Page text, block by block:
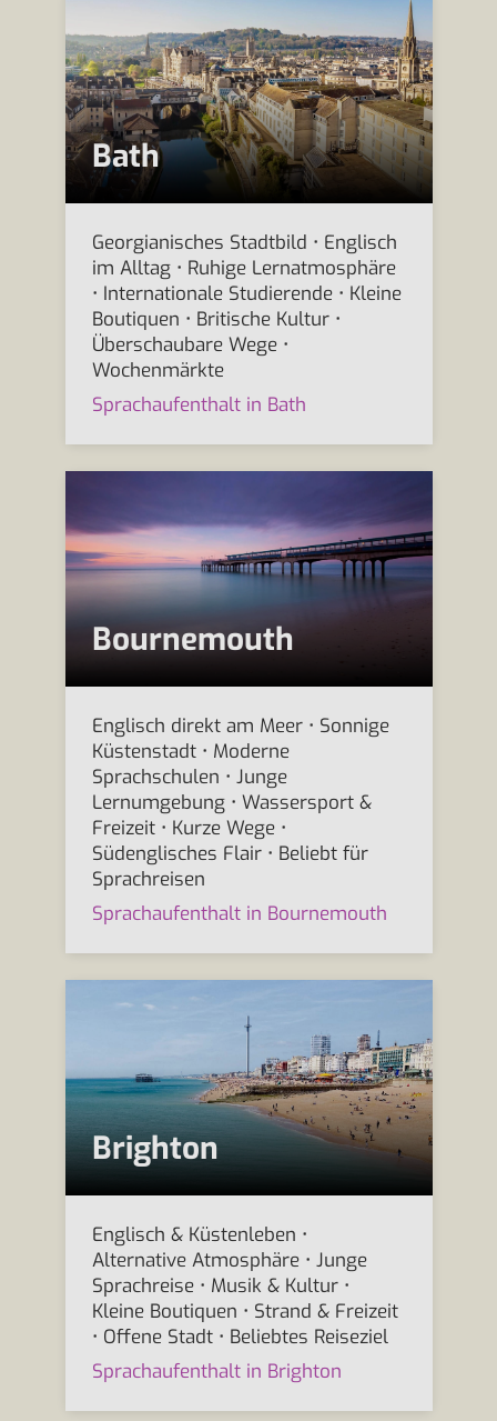
Bath
Georgianisches Stadtbild • Englisch
im Alltag • Ruhige Lernatmosphäre
• Internationale Studierende • Kleine
Boutiquen • Britische Kultur •
Überschaubare Wege •
Wochenmärkte
Sprachaufenthalt in Bath
Bournemouth
Englisch direkt am Meer • Sonnige
Küstenstadt • Moderne
Sprachschulen • Junge
Lernumgebung • Wassersport &
Freizeit • Kurze Wege •
Südenglisches Flair • Beliebt für
Sprachreisen
Sprachaufenthalt in Bournemouth
Brighton
Englisch & Küstenleben •
Alternative Atmosphäre • Junge
Sprachreise • Musik & Kultur •
Kleine Boutiquen • Strand & Freizeit
• Offene Stadt • Beliebtes Reiseziel
Sprachaufenthalt in Brighton